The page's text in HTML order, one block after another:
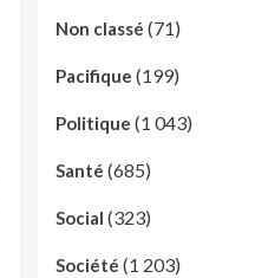
Non classé (71)
Pacifique (199)
Politique (1 043)
Santé (685)
Social (323)
Société (1 203)